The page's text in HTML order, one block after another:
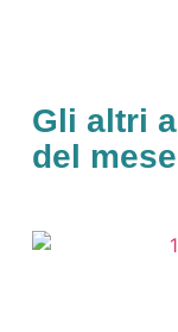
Gli altri
del mese